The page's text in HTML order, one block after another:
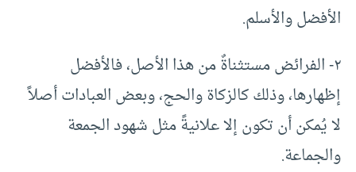
الأفضل والأسلم.
٢- الفرائض مستثناةٌ من هذا الأصل، فالأفضل
إظهارها، وذلك كالزكاة والحج، وبعض العبادات أصلاً
لا يُمكن أن تكون إلا علانيةً مثل شهود الجمعة
والجماعة.